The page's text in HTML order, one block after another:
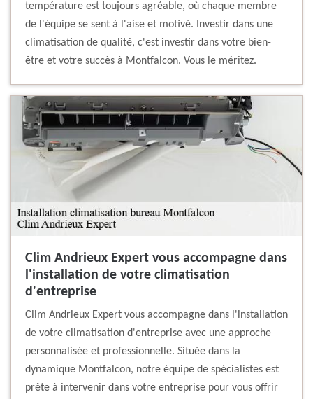
température est toujours agréable, où chaque membre
de l'équipe se sent à l'aise et motivé. Investir dans une
climatisation de qualité, c'est investir dans votre bien-
être et votre succès à Montfalcon. Vous le méritez.
Clim Andrieux Expert vous accompagne dans
l'installation de votre climatisation
d'entreprise
Clim Andrieux Expert vous accompagne dans l'installation
de votre climatisation d'entreprise avec une approche
personnalisée et professionnelle. Située dans la
dynamique Montfalcon, notre équipe de spécialistes est
prête à intervenir dans votre entreprise pour vous offrir